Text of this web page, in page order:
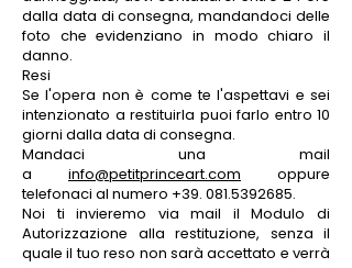
dalla data di consegna, mandandoci delle
foto che evidenziano in modo chiaro il
danno.
Resi
Se l'opera non è come te l'aspettavi e sei
intenzionato a restituirla puoi farlo entro 10
giorni dalla data di consegna.
Mandaci una mail
a info@petitprinceart.com oppure
telefonaci al numero +39. 081.5392685.
Noi ti invieremo via mail il Modulo di
Autorizzazione alla restituzione, senza il
quale il tuo reso non sarà accettato e verrà